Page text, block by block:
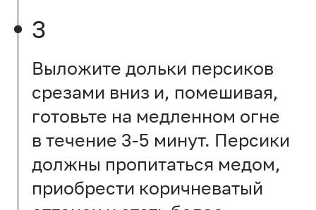
3
Выложите дольки персиков
срезами вниз и, помешивая,
готовьте на медленном огне
в течение 3-5 минут. Персики
должны пропитаться медом,
приобрести коричневатый